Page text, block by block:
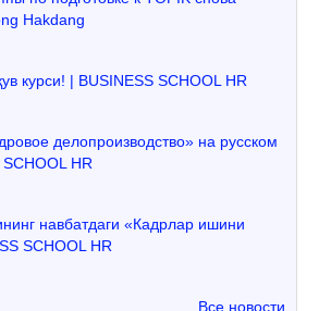
Hakdang
курси! | BUSINESS SCHOOL HR
делопроизводство» на русском
HR
навбатдаги «Кадрлар ишини
SCHOOL HR
Все новости